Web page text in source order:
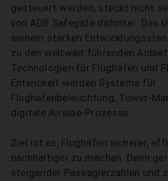
gesteuert werden, steckt nicht
von ADB Safegate dahinter. Das
seinem starken
zu den weltweit führenden
Technologien für Flughäfen und
Entwickelt werden Systeme für
Flughafenbeleuchtung, Tower-
digitale Air­side-Prozesse.
Ziel ist es, Flughäfen sicherer,
nachhaltiger zu machen. Denn
steigender Passagierzahlen und